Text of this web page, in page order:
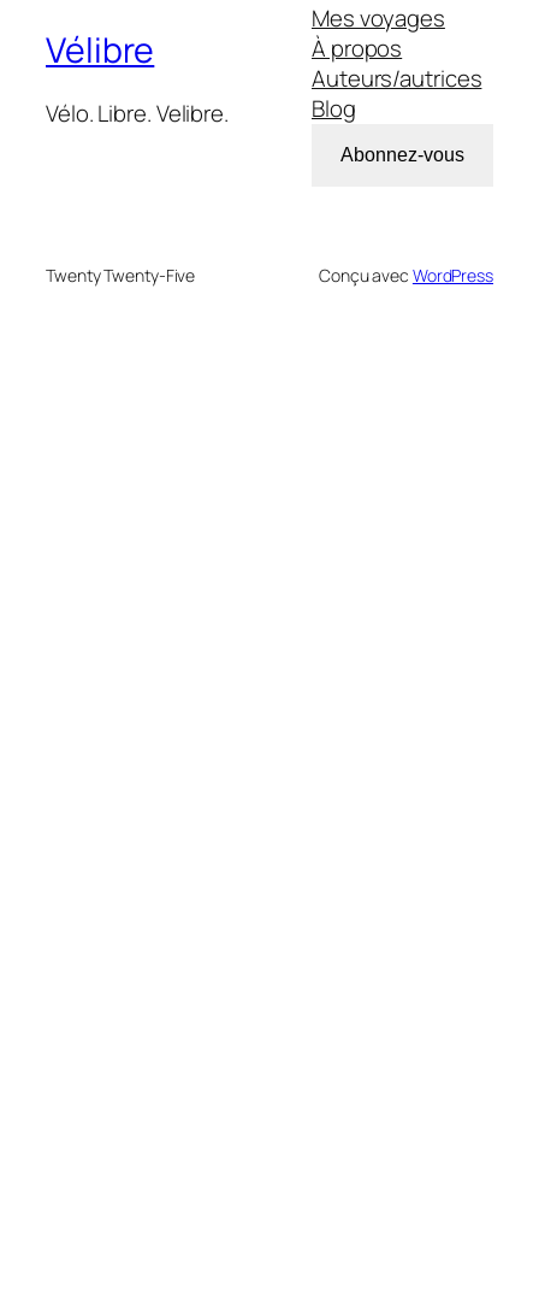
Vélibre
Vélo. Libre. Velibre.
Mes voyages
À propos
Auteurs/autrices
Blog
Abonnez-vous
Twenty Twenty-Five Conçu avec WordPress